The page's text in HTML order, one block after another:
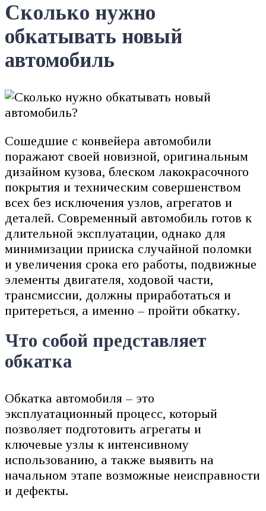
Сколько нужно
обкатывать новый
автомобиль
Сошедшие с конвейера автомобили
поражают своей новизной, оригинальным
дизайном кузова, блеском лакокрасочного
покрытия и техническим совершенством
всех без исключения узлов, агрегатов и
деталей. Современный автомобиль готов к
длительной эксплуатации, однако для
минимизации прииска случайной поломки
и увеличения срока его работы, подвижные
элементы двигателя, ходовой части,
трансмиссии, должны приработаться и
притереться, а именно – пройти обкатку.
Что собой представляет
обкатка
Обкатка автомобиля – это
эксплуатационный процесс, который
позволяет подготовить агрегаты и
ключевые узлы к интенсивному
использованию, а также выявить на
начальном этапе возможные неисправности
и дефекты.